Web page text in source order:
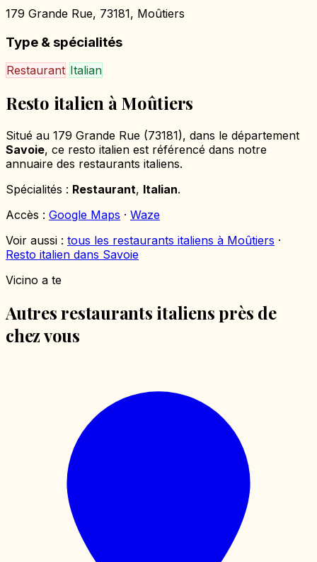
179 Grande Rue, 73181, Moûtiers
Type & spécialités
Restaurant Italian
Resto italien à Moûtiers
Situé au 179 Grande Rue (73181), dans le département
Savoie, ce resto italien est référencé dans notre
annuaire des restaurants italiens.
Spécialités : Restaurant, Italian.
Accès : Google Maps · Waze
Voir aussi : tous les restaurants italiens à Moûtiers ·
Resto italien dans Savoie
Vicino a te
Autres restaurants italiens près de
chez vous